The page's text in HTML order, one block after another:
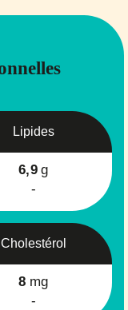
Lipides
6,9 g
-
Cholestérol
8 mg
-